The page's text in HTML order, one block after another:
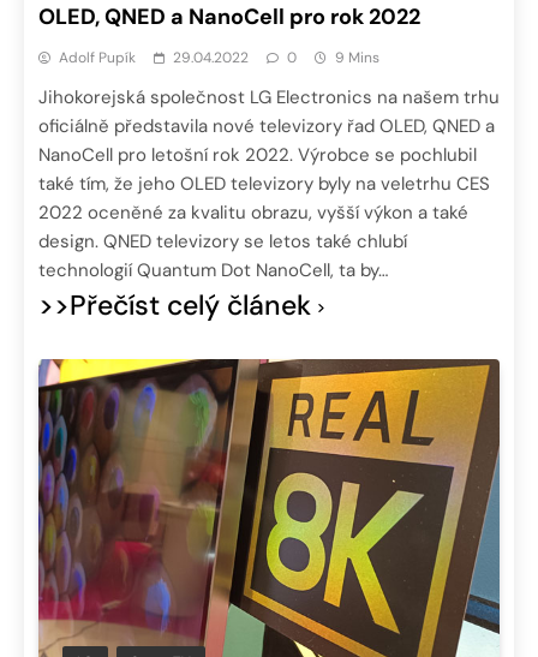
OLED, QNED a NanoCell pro rok 2022
Adolf Pupík 29.04.2022 0 9 Mins
Jihokorejská společnost LG Electronics na našem trhu
oficiálně představila nové televizory řad OLED, QNED a
NanoCell pro letošní rok 2022. Výrobce se pochlubil
také tím, že jeho OLED televizory byly na veletrhu CES
2022 oceněné za kvalitu obrazu, vyšší výkon a také
design. QNED televizory se letos také chlubí
technologií Quantum Dot NanoCell, ta by…
>>Přečíst celý článek